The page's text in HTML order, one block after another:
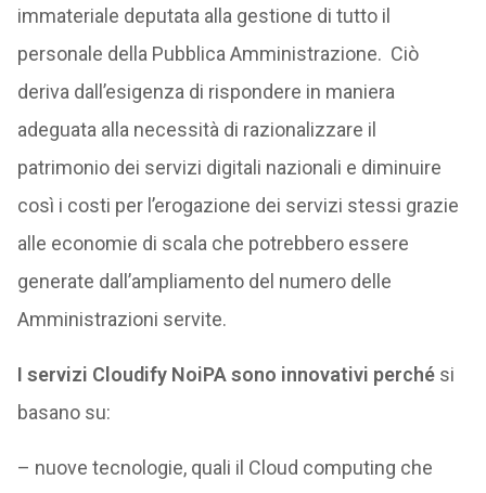
immateriale deputata alla gestione di tutto il
personale della Pubblica Amministrazione. Ciò
deriva dall’esigenza di rispondere in maniera
adeguata alla necessità di razionalizzare il
patrimonio dei servizi digitali nazionali e diminuire
così i costi per l’erogazione dei servizi stessi grazie
alle economie di scala che potrebbero essere
generate dall’ampliamento del numero delle
Amministrazioni servite.
I servizi Cloudify NoiPA sono innovativi perchési
basano su:
– nuove tecnologie, quali il Cloud computing che